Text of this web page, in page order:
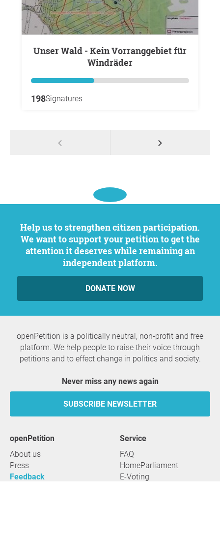
Unser Wald - Kein Vorranggebiet für
Windräder
198Signatures
Help us to strengthen citizen participation.
We want to support your petition to get the
attention it deserves while remaining an
independent platform.
DONATE NOW
openPetition is a politically neutral, non-profit and free
platform. We help people to raise their voice through
petitions and to effect change in politics and society.
Never miss any news again
SUBSCRIBE NEWSLETTER
openPetition
About us
Press
Feedback
service
FAQ
HomeParliament
E-Voting